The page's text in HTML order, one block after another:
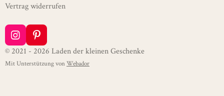
Vertrag widerrufen
I
n
t
P
i
t
© 2021 - 2026 Laden der kleinen Geschenke
Mit Unterstützung vonWebador